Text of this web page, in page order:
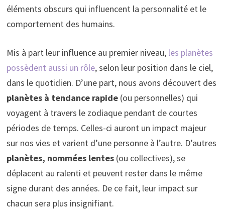
éléments obscurs qui influencent la personnalité et le
comportement des humains.
Mis à part leur influence au premier niveau,les planètes
possèdent aussi un rôle, selon leur position dans le ciel,
dans le quotidien. D’une part, nous avons découvert des
planètes à tendance rapide (ou personnelles) qui
voyagent à travers le zodiaque pendant de courtes
périodes de temps. Celles-ci auront un impact majeur
sur nos vies et varient d’une personne à l’autre. D’autres
planètes, nommées lentes(ou collectives), se
déplacent au ralenti et peuvent rester dans le même
signe durant des années. De ce fait, leur impact sur
chacun sera plus insignifiant.